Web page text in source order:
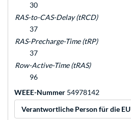
30
RAS-to-CAS-Delay (tRCD)
37
RAS-Precharge-Time (tRP)
37
Row-Active-Time (tRAS)
96
WEEE-Nummer 54978142
Verantwortliche Person für die EU